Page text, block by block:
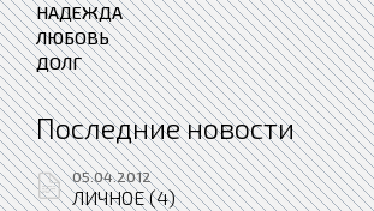
НАДЕЖДА
ЛЮБОВЬ
ДОЛГ
Последние новости
05.04.2012
ЛИЧНОЕ (4)